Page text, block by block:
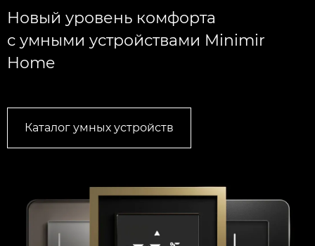
Новый уровень комфорта
с умными устройствами Minimir
Home
Каталог умных устройств